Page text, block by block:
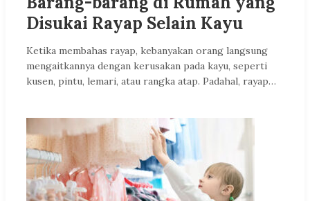
Disukai Rayap Selain Kayu
Ketika membahas rayap, kebanyakan orang langsung
mengaitkannya dengan kerusakan pada kayu, seperti
kusen, pintu, lemari, atau rangka atap. Padahal, rayap…